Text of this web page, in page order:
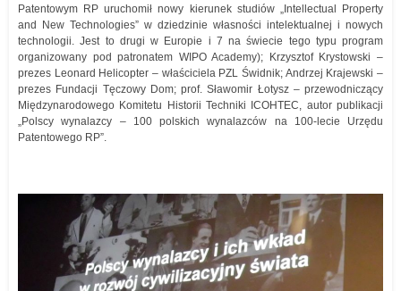
Patentowym RP uruchomił nowy kierunek studiów „Intellectual Property
and New Technologies” w dziedzinie własności intelektualnej i nowych
technologii. Jest to drugi w Europie i 7 na świecie tego typu program
organizowany pod patronatem WIPO Academy); Krzysztof Krystowski –
prezes Leonard Helicopter – właściciela PZL Świdnik; Andrzej Krajewski –
prezes Fundacji Tęczowy Dom; prof. Sławomir Łotysz – przewodniczący
Międzynarodowego Komitetu Historii Techniki ICOHTEC, autor publikacji
„Polscy wynalazcy – 100 polskich wynalazców na 100-lecie Urzędu
Patentowego RP”.